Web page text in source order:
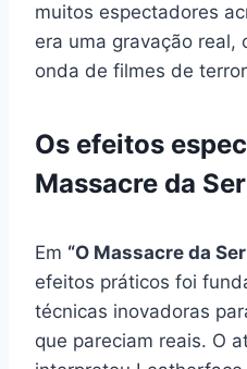
muitos espectadores
era uma gravação real,
onda de filmes de
Os efeitos
Massacre da
Em “O Massacre da
efeitos práticos foi
técnicas inovadoras
que pareciam reais. O